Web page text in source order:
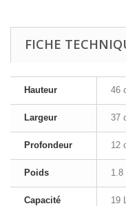
FICHE
Hauteur 46
Largeur 37
Profondeur 12
Poids 1.8
Capacité 19